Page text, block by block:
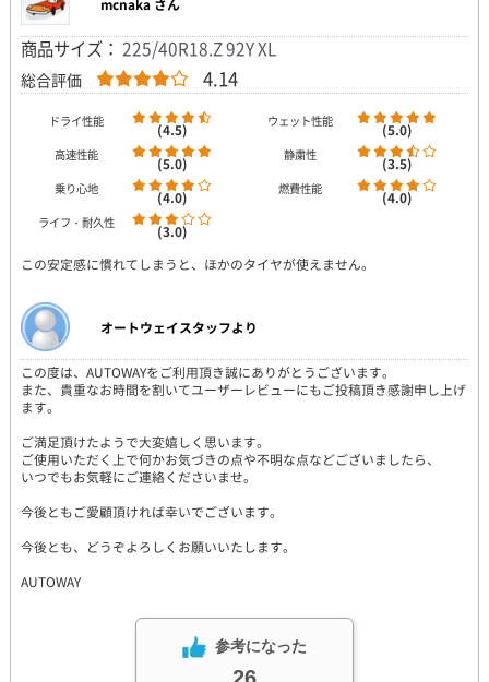
商品サイズ： 225/40R18.Z 92Y XL
総合評価 4.14
ドライ性能 (4.5) ウェット性能 (5.0)
高速性能 (5.0) 静粛性 (3.5)
乗り心地 (4.0) 燃費性能 (4.0)
ライフ・耐久性
(3.0)
この安定感に慣れてしまうと、ほかのタイヤが使えません。
オートウェイスタッフより
この度は、AUTOWAYをご利用頂き誠にありがとうございます。
また、貴重なお時間を割いてユーザーレビューにもご投稿頂き感謝申し上げ
ます。
ご満足頂けたようで大変嬉しく思います。
ご使用いただく上で何かお気づきの点や不明な点などございましたら、
いつでもお気軽にご連絡くださいませ。
今後ともご愛顧頂ければ幸いでございます。
今後とも、どうぞよろしくお願いいたします。
AUTOWAY
参考になった